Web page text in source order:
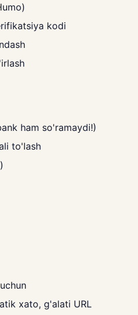
kodi
ham so'ramaydi!)
to'lash
xato, g'alati URL